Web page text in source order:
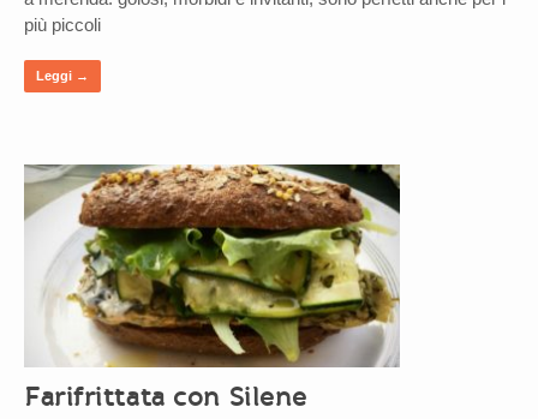
più piccoli
Leggi →
Farifrittata con Silene